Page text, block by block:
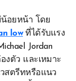
อยหน้า โดย
lowที่ได้รับแรง
Jordan
งตัว และเหมาะ
สตรีทหรือแนว